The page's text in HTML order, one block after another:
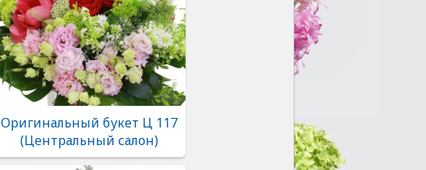
Оригинальный букет Ц 117
(Центральный салон)